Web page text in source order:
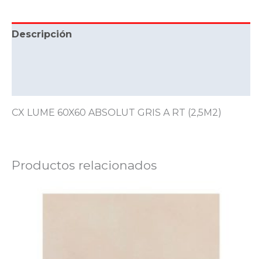
Descripción
CX LUME 60X60 ABSOLUT GRIS A RT (2,5M2)
Productos relacionados